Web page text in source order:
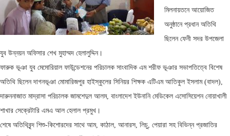
মিলনায়তনে আয়োজিত
অনুষ্ঠানে প্রধান অতিথি
ছিলেন ফেনী সদর উপজেলা
যুব উন্নয়ন অফিসার শেখ মুহাম্মদ হেলালুদ্দিন।
ফারুক ভূঞা যুব মেমোরিয়াল ফাউন্ডেশনের পরিচালক সাংবাদিক এম শরীফ ভূঞার সভাপতিত্বে বিশেষ
অতিথি ছিলেন দাগনভূঞা মোমারিজপুর হাইস্কুলের সিনিয়র শিক্ষক এটিএম আতিকুল ইসলাম (বাদল),
দারুননাজাত মাদ্রাসা পরিচালক জামশেদুল আলম, বাংলাদেশ ইউনানি মেডিকেল এসোসিয়েশন নোয়াখালী
শাখার সেক্রেটারি এমএ আল হেলাল প্রমুখ।
শেষে অতিথিবৃন্দ শিশু-কিশোরদের সাথে আম, কাঠাল, আনারস, লিচু, পেয়ারা সহ বিভিন্ন প্রজাতির